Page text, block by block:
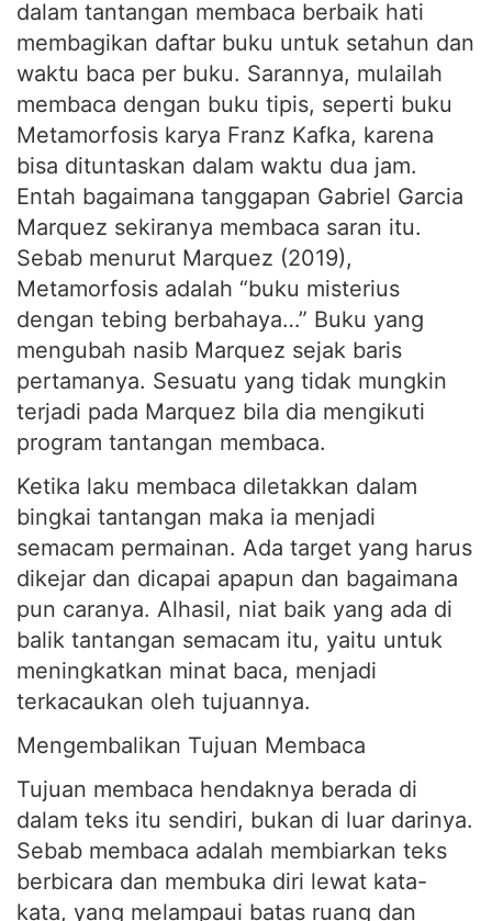
membagikan daftar buku untuk setahun dan
waktu baca per buku. Sarannya, mulailah
membaca dengan buku tipis, seperti buku
Metamorfosis karya Franz Kafka, karena
bisa dituntaskan dalam waktu dua jam.
Entah bagaimana tanggapan Gabriel Garcia
Marquez sekiranya membaca saran itu.
Sebab menurut Marquez (2019),
Metamorfosis adalah “buku misterius
dengan tebing berbahaya…” Buku yang
mengubah nasib Marquez sejak baris
pertamanya. Sesuatu yang tidak mungkin
terjadi pada Marquez bila dia mengikuti
program tantangan membaca.
Ketika laku membaca diletakkan dalam
bingkai tantangan maka ia menjadi
semacam permainan. Ada target yang harus
dikejar dan dicapai apapun dan bagaimana
pun caranya. Alhasil, niat baik yang ada di
balik tantangan semacam itu, yaitu untuk
meningkatkan minat baca, menjadi
terkacaukan oleh tujuannya.
Mengembalikan Tujuan Membaca
Tujuan membaca hendaknya berada di
dalam teks itu sendiri, bukan di luar darinya.
Sebab membaca adalah membiarkan teks
berbicara dan membuka diri lewat kata-
kata, yang melampaui batas ruang dan
waktu, demi mengungkap pesan dan makna